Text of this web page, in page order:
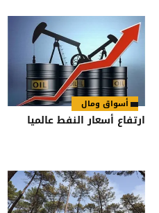
أسواق ومال
ارتفاع أسعار النفط عالميا